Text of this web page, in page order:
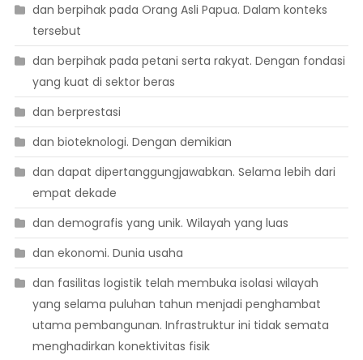
dan berpihak pada Orang Asli Papua. Dalam konteks
tersebut
dan berpihak pada petani serta rakyat. Dengan fondasi
yang kuat di sektor beras
dan berprestasi
dan bioteknologi. Dengan demikian
dan dapat dipertanggungjawabkan. Selama lebih dari
empat dekade
dan demografis yang unik. Wilayah yang luas
dan ekonomi. Dunia usaha
dan fasilitas logistik telah membuka isolasi wilayah
yang selama puluhan tahun menjadi penghambat
utama pembangunan. Infrastruktur ini tidak semata
menghadirkan konektivitas fisik